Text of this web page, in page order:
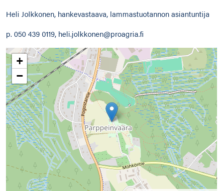
Heli Jolkkonen, hankevastaava, lammastuotannon asiantuntija
p. 050 439 0119, heli.jolkkonen@proagria.fi
+
−